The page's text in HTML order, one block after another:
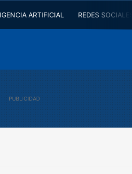
ARTIFICIAL REDES